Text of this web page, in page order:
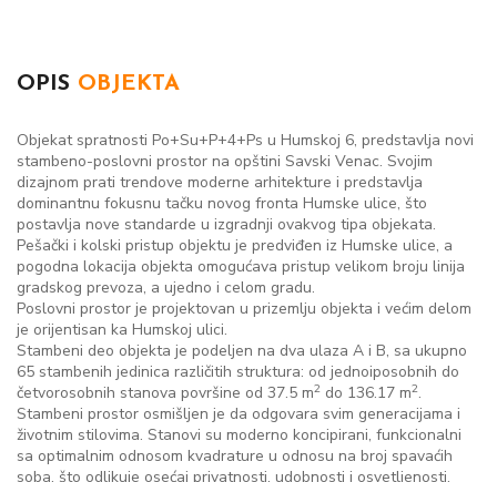
OPIS OBJEKTA
Objekat spratnosti Po+Su+P+4+Ps u Humskoj 6, predstavlja novi
stambeno-poslovni prostor na opštini Savski Venac. Svojim
dizajnom prati trendove moderne arhitekture i predstavlja
dominantnu fokusnu tačku novog fronta Humske ulice, što
postavlja nove standarde u izgradnji ovakvog tipa objekata.
Pešački i kolski pristup objektu je predviđen iz Humske ulice, a
pogodna lokacija objekta omogućava pristup velikom broju linija
gradskog prevoza, a ujedno i celom gradu.
Poslovni prostor je projektovan u prizemlju objekta i većim delom
je orijentisan ka Humskoj ulici.
Stambeni deo objekta je podeljen na dva ulaza A i B, sa ukupno
65 stambenih jedinica različitih struktura: od jednoiposobnih do
četvorosobnih stanova površine od 37.5 m2 do 136.17 m2.
Stambeni prostor osmišljen je da odgovara svim generacijama i
životnim stilovima. Stanovi su moderno koncipirani, funkcionalni
sa optimalnim odnosom kvadrature u odnosu na broj spavaćih
soba, što odlikuje osećaj privatnosti, udobnosti i osvetljenosti.